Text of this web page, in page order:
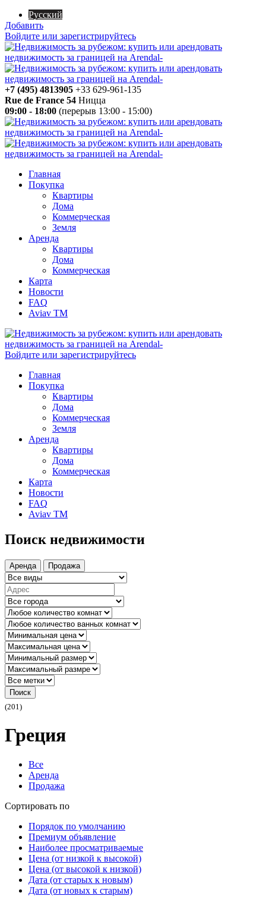
Русский
Добавить
Войдите или зарегистрируйтесь
+7 (495) 4813905 +33 629-961-135
Rue de France 54 Ницца
09:00 - 18:00 (перерыв 13:00 - 15:00)
Главная
Покупка
Квартиры
Дома
Коммерческая
Земля
Аренда
Квартиры
Дома
Коммерческая
Карта
Новости
FAQ
Aviav TM
Войдите или зарегистрируйтесь
Главная
Покупка
Квартиры
Дома
Коммерческая
Земля
Аренда
Квартиры
Дома
Коммерческая
Карта
Новости
FAQ
Aviav TM
Поиск недвижимости
Аренда Продажа
Поиск
(201)
Греция
Все
Аренда
Продажа
Сортировать по
Порядок по умолчанию
Премиум объявление
Наиболее просматриваемые
Цена (от низкой к высокой)
Цена (от высокой к низкой)
Дата (от старых к новым)
Дата (от новых к старым)